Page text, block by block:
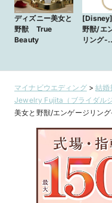
ディズニー美女と
野獣 True
Beauty
野獣/エ
リング-
マイナビウエディング>結婚
Jewelry Fujita（ブライダル
美女と野獣/エンゲージリン